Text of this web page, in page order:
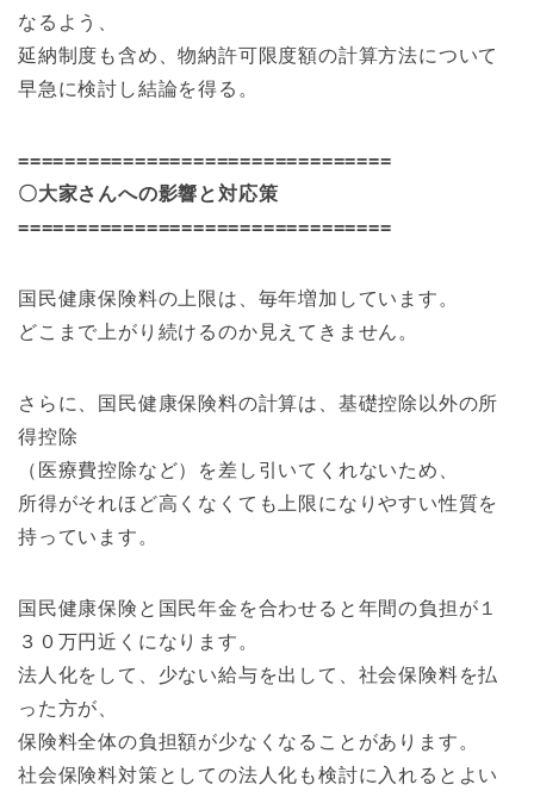
なるよう、
延納制度も含め、物納許可限度額の計算方法について
早急に検討し結論を得る。
================================
〇大家さんへの影響と対応策
================================
国民健康保険料の上限は、毎年増加しています。
どこまで上がり続けるのか見えてきません。
さらに、国民健康保険料の計算は、基礎控除以外の所
得控除
（医療費控除など）を差し引いてくれないため、
所得がそれほど高くなくても上限になりやすい性質を
持っています。
国民健康保険と国民年金を合わせると年間の負担が１
３０万円近くになります。
法人化をして、少ない給与を出して、社会保険料を払
った方が、
保険料全体の負担額が少なくなることがあります。
社会保険料対策としての法人化も検討に入れるとよい